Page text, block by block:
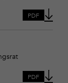
PDF
PDF